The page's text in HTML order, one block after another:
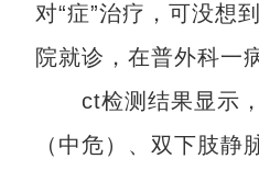
对“症”治疗，可没想
院就诊，在普外科一
ct检测结果显示，
（中危）、双下肢